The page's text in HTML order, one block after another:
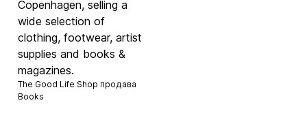
Copenhagen, selling a
wide selection of
clothing, footwear, artist
supplies and books &
magazines.
The Good Life Shop продава
Books